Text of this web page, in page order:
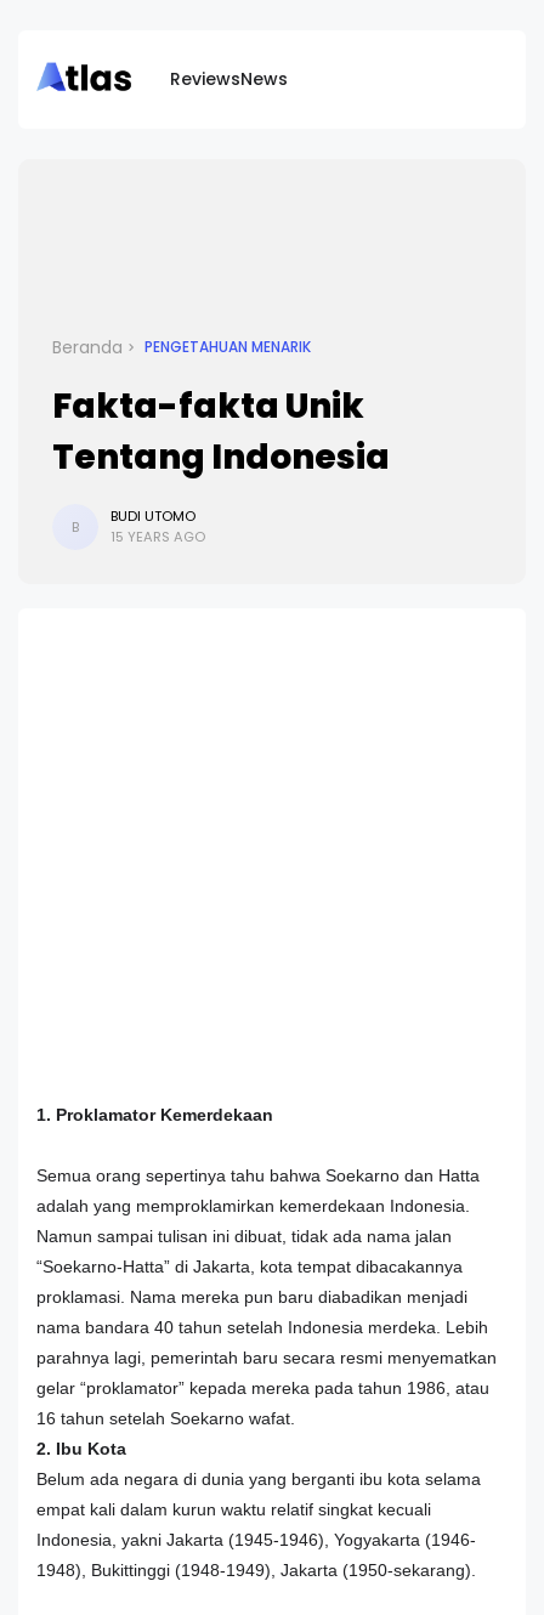
ReviewsNews
Beranda PENGETAHUAN MENARIK
Fakta-fakta Unik
Tentang Indonesia
B
BUDI UTOMO
15 YEARS AGO
1. Proklamator Kemerdekaan
Semua orang sepertinya tahu bahwa Soekarno dan Hatta
adalah yang memproklamirkan kemerdekaan Indonesia.
Namun sampai tulisan ini dibuat, tidak ada nama jalan
“Soekarno-Hatta” di Jakarta, kota tempat dibacakannya
proklamasi. Nama mereka pun baru diabadikan menjadi
nama bandara 40 tahun setelah Indonesia merdeka. Lebih
parahnya lagi, pemerintah baru secara resmi menyematkan
gelar “proklamator” kepada mereka pada tahun 1986, atau
16 tahun setelah Soekarno wafat.
2. Ibu Kota
Belum ada negara di dunia yang berganti ibu kota selama
empat kali dalam kurun waktu relatif singkat kecuali
Indonesia, yakni Jakarta (1945-1946), Yogyakarta (1946-
1948), Bukittinggi (1948-1949), Jakarta (1950-sekarang).